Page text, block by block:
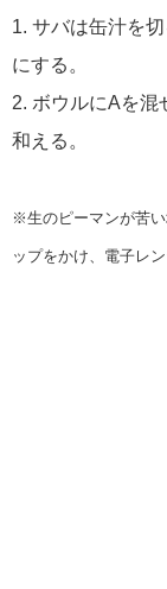
1. サバは缶汁を
にする。
2. ボウルにAを混
和える。
※生のピーマンが苦
ップをかけ、電子レ